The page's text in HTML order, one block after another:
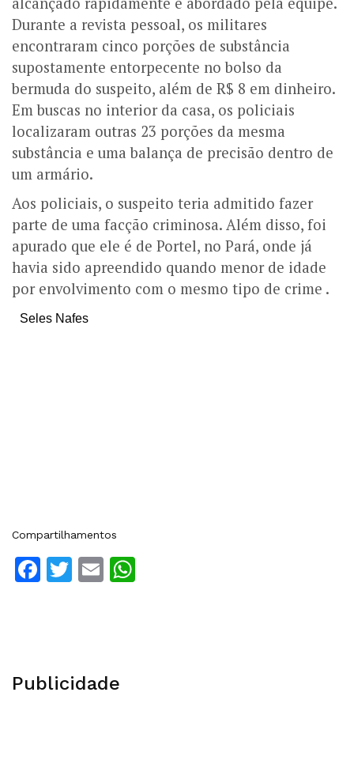
Durante a revista pessoal, os militares
encontraram cinco porções de substância
supostamente entorpecente no bolso da
bermuda do suspeito, além de R$ 8 em dinheiro.
Em buscas no interior da casa, os policiais
localizaram outras 23 porções da mesma
substância e uma balança de precisão dentro de
um armário.
Aos policiais, o suspeito teria admitido fazer
parte de uma facção criminosa. Além disso, foi
apurado que ele é de Portel, no Pará, onde já
havia sido apreendido quando menor de idade
por envolvimento com o mesmo tipo de crime .
Seles Nafes
Compartilhamentos
Facebook
Twitter
Email
Publicidade